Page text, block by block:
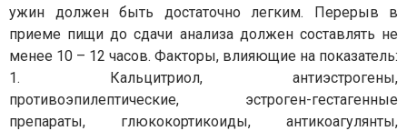
ужин должен быть достаточно легким. Перерыв в
приеме пищи до сдачи анализа должен составлять не
менее 10 – 12 часов. Факторы, влияющие на показатель:
1. Кальцитриол, антиэстрогены,
противоэпилептические, эстроген-гестагенные
препараты, глюкокортикоиды, антикоагулянты,